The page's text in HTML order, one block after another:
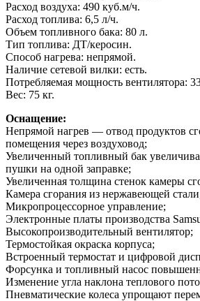
Расход воздуха: 490 куб.м/ч.
Расход топлива: 6,5 л/ч.
Объем топливного бака: 80 л.
Тип топлива: ДТ/керосин.
Способ нагрева: непрямой.
Наличие сетевой вилки: есть.
Потребляемая мощность вентилятора:
Вес: 75 кг.
Оснащение:
Непрямой нагрев — отвод продуктов
помещения через воздуховод;
Увеличенный топливный бак
пушки на одной заправке;
Увеличенная толщина стенок камеры
Камера сгорания из нержавеющей
Микропроцессорное управление;
Электронные платы производства
Высокопроизводительный вентилятор;
Термостойкая окраска корпуса;
Встроенный термостат и цифровой
Форсунка и топливный насос
Изменение угла наклона теплового
Пневматические колеса упрощают